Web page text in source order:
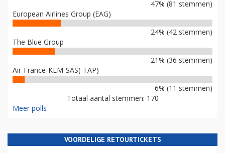
47% (81 stemmen)
European Airlines Group (EAG)
24% (42 stemmen)
The Blue Group
21% (36 stemmen)
Air-France-KLM-SAS(-TAP)
6% (11 stemmen)
Totaal aantal stemmen: 170
Meer polls
VOORDELIGE RETOURTICKETS